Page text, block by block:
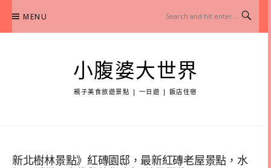
content
MENU
小腹婆大世界
親子美食旅遊景點 | 一日遊 | 飯店住宿
新北樹林景點》紅磚園邸，最新紅磚老屋景點，水